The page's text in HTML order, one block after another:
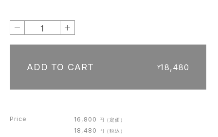
－ ＋
ADD TO CART ¥18,480
Price 16,800 円 （定価）
18,480 円 （税込）